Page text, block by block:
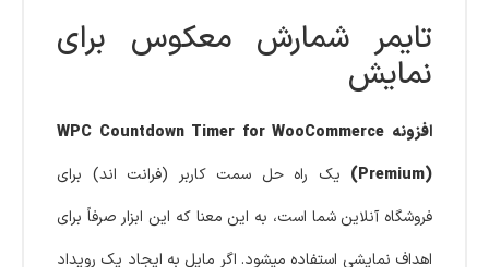
تایمر شمارش معکوس برای
نمایش
افزونه WPC Countdown Timer for WooCommerce
(Premium) یک راه حل سمت کاربر (فرانت اند) برای
فروشگاه آنلاین شما است، به این معنا که این ابزار صرفاً برای
اهداف نمایشی استفاده میشود. اگر مایل به ایجاد یک رویداد